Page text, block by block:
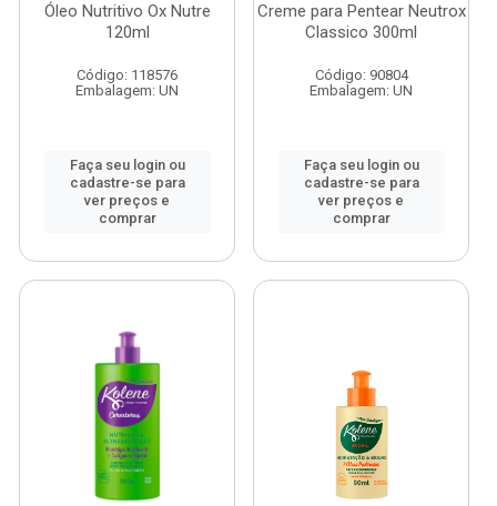
Óleo Nutritivo Ox Nutre
120ml
Código: 118576
Embalagem: UN
Faça seu login ou
cadastre-se para
ver preços e
comprar
Creme para Pentear Neutrox
Classico 300ml
Código: 90804
Embalagem: UN
Faça seu login ou
cadastre-se para
ver preços e
comprar